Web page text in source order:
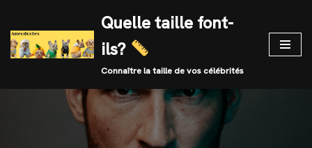
Skip
to
Quelle taille font-
ils?
Connaître la taille de vos célébrités